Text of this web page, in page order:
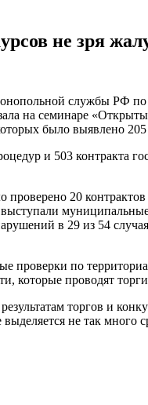
не зря
службы РФ
на семинаре
было выявлено
и 503 контракта
20
выступали
в 29 из 54
по
которые проводят
торгов и
не так много